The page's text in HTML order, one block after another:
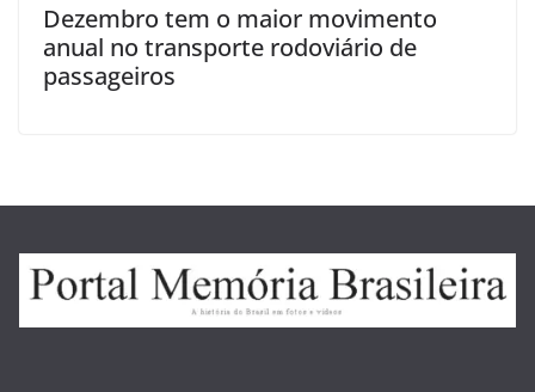
Dezembro tem o maior movimento
anual no transporte rodoviário de
passageiros